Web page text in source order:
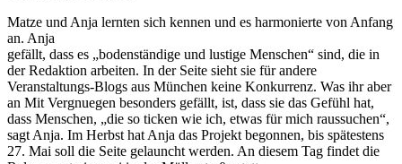
Matze und Anja lernten sich kennen und es harmonierte von Anfang
an. Anja
gefällt, dass es „bodenständige und lustige Menschen“ sind, die in
der Redaktion arbeiten. In der Seite sieht sie für andere
Veranstaltungs-Blogs aus München keine Konkurrenz. Was ihr aber
an Mit Vergnuegen besonders gefällt, ist, dass sie das Gefühl hat,
dass Menschen, „die so ticken wie ich, etwas für mich raussuchen“,
sagt Anja. Im Herbst hat Anja das Projekt begonnen, bis spätestens
27. Mai soll die Seite gelauncht werden. An diesem Tag findet die